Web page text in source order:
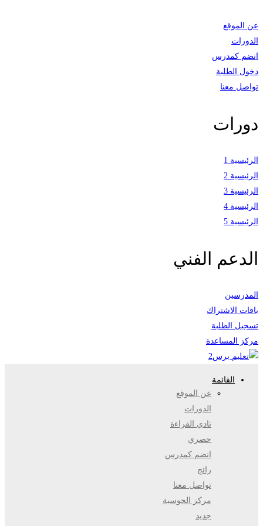
عن الموقع
الدورات
انضم كمدرس
دخول الطلبة
تواصل معنا
دورات
الرئيسية 1
الرئيسية 2
الرئيسية 3
الرئيسية 4
الرئيسية 5
الدعم الفني
المدرسين
باقات الاشتراك
تسجيل الطلبة
مركز المساعدة
القائمة
عن الموقع
الدورات
نادي القراءة
حصري
انضم كمدرس
رائج
تواصل معنا
مركز الحوسبة
جديد